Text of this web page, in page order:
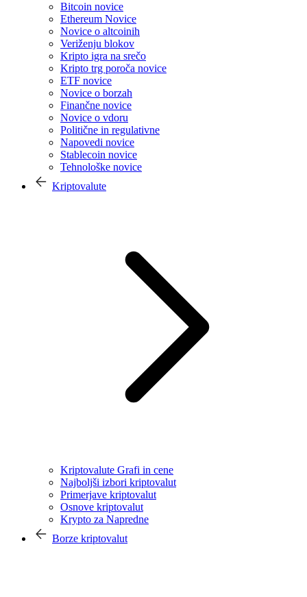
Bitcoin novice
Ethereum Novice
Novice o altcoinih
Veriženju blokov
Kripto igra na srečo
Kripto trg poroča novice
ETF novice
Novice o borzah
Finančne novice
Novice o vdoru
Politične in regulativne
Napovedi novice
Stablecoin novice
Tehnološke novice
Kriptovalute
Kriptovalute Grafi in cene
Najboljši izbori kriptovalut
Primerjave kriptovalut
Osnove kriptovalut
Krypto za Napredne
Borze kriptovalut